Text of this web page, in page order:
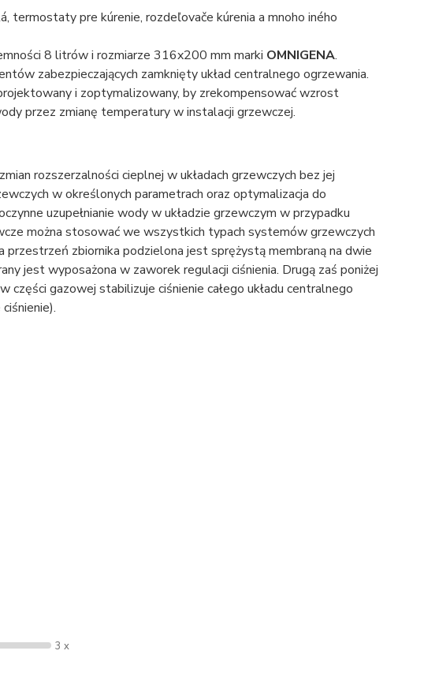
termostaty pre kúrenie, rozdeľovače kúrenia a mnoho iného
8 litrów i rozmiarze 316x200 mm marki OMNIGENA.
zabezpieczających zamknięty układ centralnego ogrzewania.
i zoptymalizowany, by zrekompensować wzrost
przez zmianę temperatury w instalacji grzewczej.
rozszerzalności cieplnej w układach grzewczych bez jej
w określonych parametrach oraz optymalizacja do
uzupełnianie wody w układzie grzewczym w przypadku
można stosować we wszystkich typach systemów grzewczych
zbiornika podzielona jest sprężystą membraną na dwie
jest wyposażona w zaworek regulacji ciśnienia. Drugą zaś poniżej
części gazowej stabilizuje ciśnienie całego układu centralnego
3 x